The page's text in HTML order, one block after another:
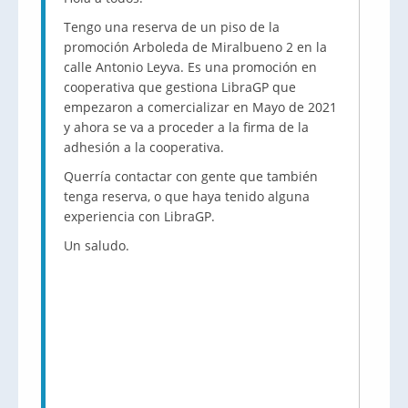
Tengo una reserva de un piso de la
promoción Arboleda de Miralbueno 2 en la
calle Antonio Leyva. Es una promoción en
cooperativa que gestiona LibraGP que
empezaron a comercializar en Mayo de 2021
y ahora se va a proceder a la firma de la
adhesión a la cooperativa.
Querría contactar con gente que también
tenga reserva, o que haya tenido alguna
experiencia con LibraGP.
Un saludo.